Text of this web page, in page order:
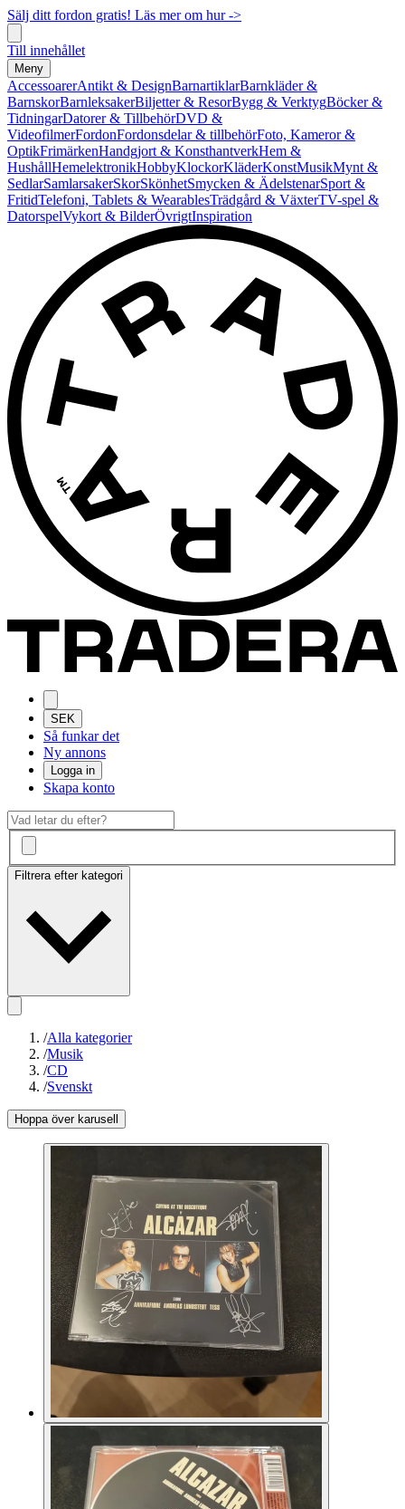
Sälj ditt fordon gratis! Läs mer om hur ->
Till innehållet
Meny
AccessoarerAntikt & DesignBarnartiklarBarnkläder &
BarnskorBarnleksakerBiljetter & ResorBygg & VerktygBöcker &
TidningarDatorer & TillbehörDVD &
VideofilmerFordonFordonsdelar & tillbehörFoto, Kameror &
OptikFrimärkenHandgjort & KonsthantverkHem &
HushållHemelektronikHobbyKlockorKläderKonstMusikMynt &
SedlarSamlarsakerSkorSkönhetSmycken & ÄdelstenarSport &
FritidTelefoni, Tablets & WearablesTrädgård & VäxterTV-spel &
DatorspelVykort & BilderÖvrigtInspiration
SEK
Så funkar det
Ny annons
Logga in
Skapa konto
Filtrera efter kategori
/Alla kategorier
/Musik
/CD
/Svenskt
Hoppa över karusell